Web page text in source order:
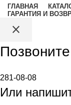
ГЛАВНАЯ
ГАРАНТИЯ И
close
281-08-08
Или